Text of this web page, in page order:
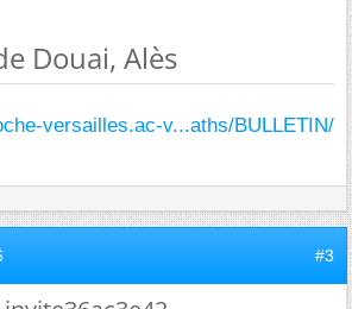
Douai, Alès
versailles.ac-v...aths/BULLETIN/
#3